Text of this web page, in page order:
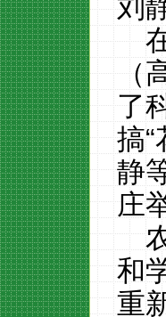
刘
（
了
搞
静
庄
和
重